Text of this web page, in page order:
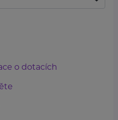
o dotacích